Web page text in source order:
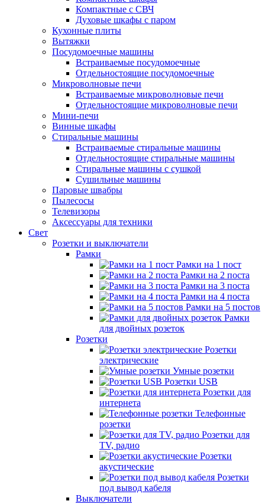
Компактные с СВЧ
Духовые шкафы с паром
Кухонные плиты
Вытяжки
Посудомоечные машины
Встраиваемые посудомоечные
Отдельностоящие посудомоечные
Микроволновые печи
Встраиваемые микроволновые печи
Отдельностоящие микроволновые печи
Мини-печи
Винные шкафы
Стиральные машины
Встраиваемые стиральные машины
Отдельностоящие стиральные машины
Стиральные машины с сушкой
Сушильные машины
Паровые швабры
Пылесосы
Телевизоры
Аксессуары для техники
Свет
Розетки и выключатели
Рамки
Рамки на 1 пост
Рамки на 2 поста
Рамки на 3 поста
Рамки на 4 поста
Рамки на 5 постов
Рамки
для двойных розеток
Розетки
Розетки
электрические
Умные розетки
Розетки USB
Розетки для
интернета
Телефонные
розетки
Розетки для
TV, радио
Розетки
акустические
Розетки
под вывод кабеля
Выключатели